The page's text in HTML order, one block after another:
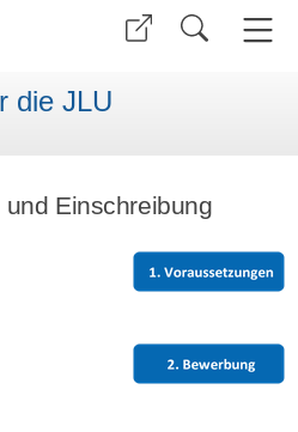
die JLU
Einschreibung